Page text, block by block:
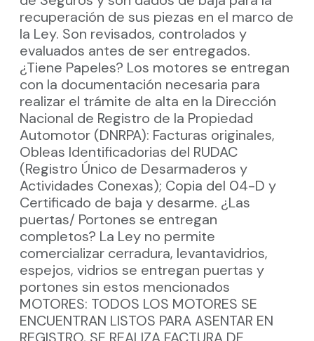
recuperación de sus piezas en el marco de
la Ley. Son revisados, controlados y
evaluados antes de ser entregados.
¿Tiene Papeles? Los motores se entregan
con la documentación necesaria para
realizar el trámite de alta en la Dirección
Nacional de Registro de la Propiedad
Automotor (DNRPA): Facturas originales,
Obleas Identificadorias del RUDAC
(Registro Único de Desarmaderos y
Actividades Conexas); Copia del 04-D y
Certificado de baja y desarme. ¿Las
puertas/ Portones se entregan
completos? La Ley no permite
comercializar cerradura, levantavidrios,
espejos, vidrios se entregan puertas y
portones sin estos mencionados
MOTORES: TODOS LOS MOTORES SE
ENCUENTRAN LISTOS PARA ASENTAR EN